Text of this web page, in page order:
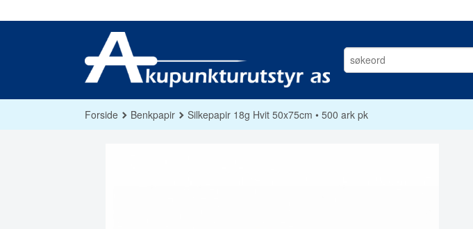
til
Forside Benkpapir Silkepapir 18g Hvit 50x75cm • 500 ark pk